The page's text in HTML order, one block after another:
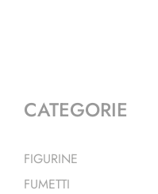
CATEGORIE
FIGURINE
FUMETTI